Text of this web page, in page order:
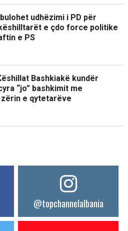
udhëzimi i PD për
e çdo force politike
e PS
Bashkiakë kundër
“jo” bashkimit me
e qytetarëve
@topchannelalbania